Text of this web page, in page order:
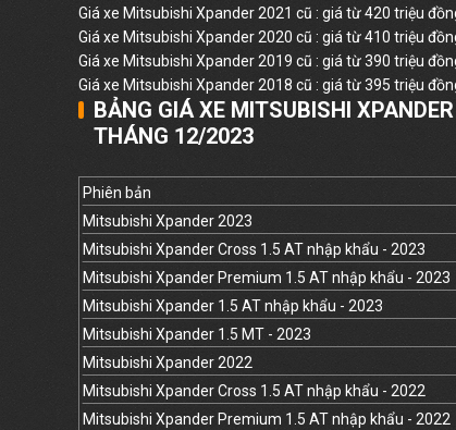
Giá xe Mitsubishi Xpander 2021 cũ : giá từ 420 triệu
Giá xe Mitsubishi Xpander 2020 cũ : giá từ 410 triệu
Giá xe Mitsubishi Xpander 2019 cũ : giá từ 390 triệu
Giá xe Mitsubishi Xpander 2018 cũ : giá từ 395 triệu
BẢNG GIÁ XE MITSUBISHI
THÁNG 12/2023
Phiên bản
Mitsubishi Xpander 2023
Mitsubishi Xpander Cross 1.5 AT nhập khẩu - 2023
Mitsubishi Xpander Premium 1.5 AT nhập khẩu - 2023
Mitsubishi Xpander 1.5 AT nhập khẩu - 2023
Mitsubishi Xpander 1.5 MT - 2023
Mitsubishi Xpander 2022
Mitsubishi Xpander Cross 1.5 AT nhập khẩu - 2022
Mitsubishi Xpander Premium 1.5 AT nhập khẩu - 2022